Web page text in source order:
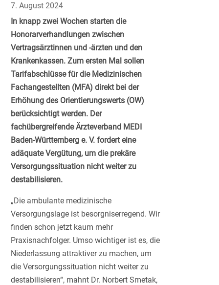
7. August 2024
In knapp zwei Wochen starten die
Honorarverhandlungen zwischen
Vertragsärztinnen und -ärzten und den
Krankenkassen. Zum ersten Mal sollen
Tarifabschlüsse für die Medizinischen
Fachangestellten (MFA) direkt bei der
Erhöhung des Orientierungswerts (OW)
berücksichtigt werden. Der
fachübergreifende Ärzteverband MEDI
Baden-Württemberg e. V. fordert eine
adäquate Vergütung, um die prekäre
Versorgungssituation nicht weiter zu
destabilisieren.
„Die ambulante medizinische
Versorgungslage ist besorgniserregend. Wir
finden schon jetzt kaum mehr
Praxisnachfolger. Umso wichtiger ist es, die
Niederlassung attraktiver zu machen, um
die Versorgungssituation nicht weiter zu
destabilisieren“, mahnt Dr. Norbert Smetak,